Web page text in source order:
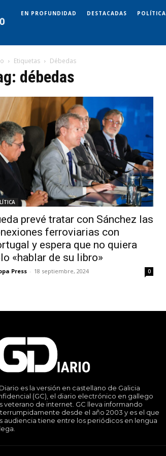
EN PROFUNDIDAD DESTACADAS POLÍTICA
Etiquetas Débedas
débedas
prevé tratar con Sánchez las
ferroviarias con
y espera que no quiera
«hablar de su libro»
Press - 18 septiembre, 2024 0
es la versión en castellano de Galicia
(GC), el diario electrónico en gallego
veterano de internet. GC lleva informando
desde el año 2003 y es el que
audiencia tiene entre los periódicos en lengua